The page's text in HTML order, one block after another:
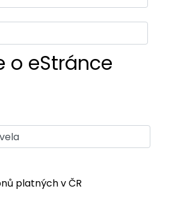
o eStránce
platných v ČR